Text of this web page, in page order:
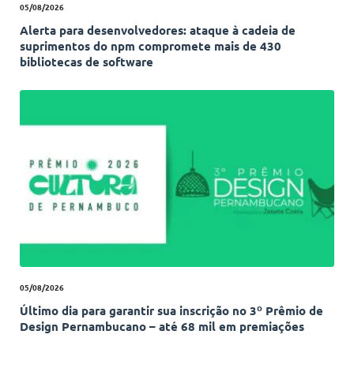
05/08/2026
Alerta para desenvolvedores: ataque à cadeia de
suprimentos do npm compromete mais de 430
bibliotecas de software
05/08/2026
Último dia para garantir sua inscrição no 3º Prêmio de
Design Pernambucano – até 68 mil em premiações